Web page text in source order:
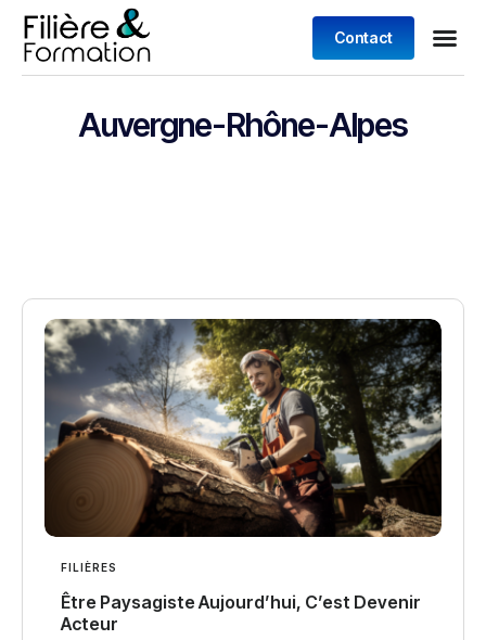
Contact
Auvergne-Rhône-Alpes
FILIÈRES
Être Paysagiste Aujourd’hui, C’est Devenir
Acteur